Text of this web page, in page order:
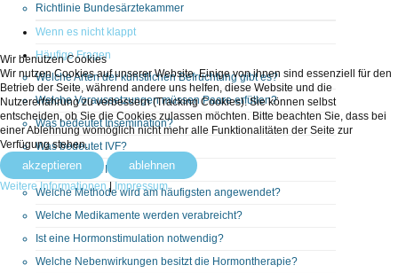
Richtlinie Bundesärztekammer
Wenn es nicht klappt
Häufige Fragen
Welche Arten der künstlichen Befruchtung gibt es?
Welche Voraussetzungen müssen Paare erfüllen?
Was bedeutet Insemination?
Was bedeutet IVF?
Was bedeutet ICSI?
Welche Methode wird am häufigsten angewendet?
Welche Medikamente werden verabreicht?
Ist eine Hormonstimulation notwendig?
Welche Nebenwirkungen besitzt die Hormontherapie?
Wir benutzen Cookies
Wir nutzen Cookies auf unserer Website. Einige von ihnen sind essenziell für den
Betrieb der Seite, während andere uns helfen, diese Website und die
Nutzererfahrung zu verbessern (Tracking Cookies). Sie können selbst
entscheiden, ob Sie die Cookies zulassen möchten. Bitte beachten Sie, dass bei
einer Ablehnung womöglich nicht mehr alle Funktionalitäten der Seite zur
Verfügung stehen.
akzeptieren ablehnen
Weitere Informationen | Impressum